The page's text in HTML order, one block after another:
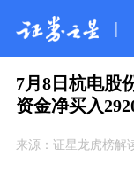
|
7月8日杭电股
资金净买入
来源： 证星龙虎榜解